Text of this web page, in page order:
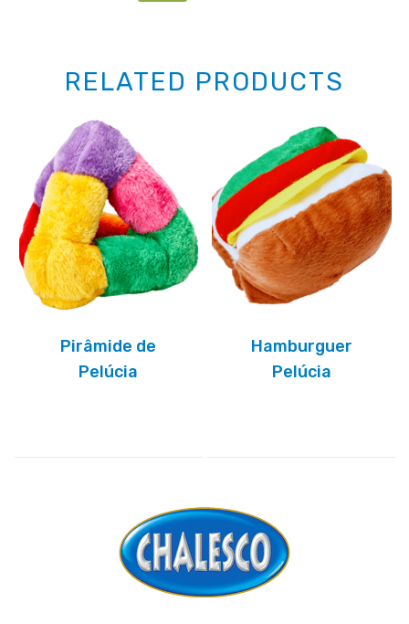
RELATED PRODUCTS
Pirâmide de
Pelúcia
Hamburguer
Pelúcia